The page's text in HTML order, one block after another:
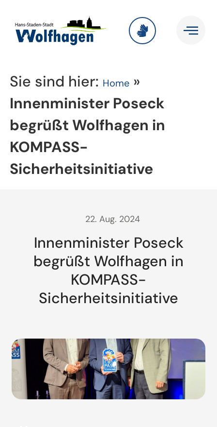
Sie sind hier: Home »
Innenminister Poseck
begrüßt Wolfhagen in
KOMPASS-
Sicherheitsinitiative
22. Aug. 2024
Innenminister Poseck
begrüßt Wolfhagen in
KOMPASS-
Sicherheitsinitiative